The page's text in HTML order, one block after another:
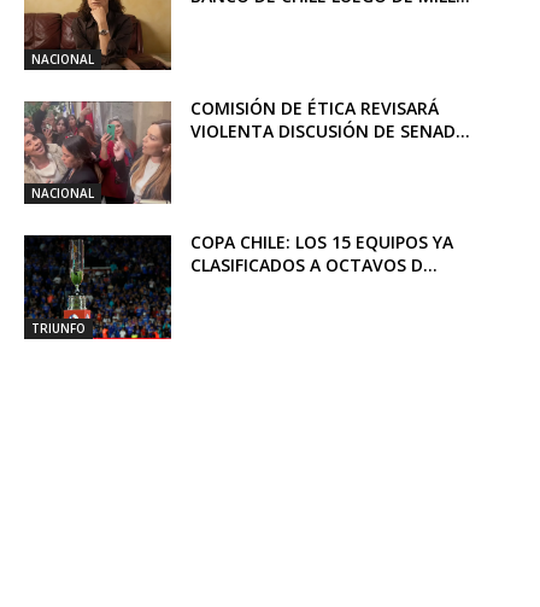
NACIONAL
NACIONAL
COMISIÓN DE ÉTICA REVISARÁ
VIOLENTA DISCUSIÓN DE SENAD...
TRIUNFO
COPA CHILE: LOS 15 EQUIPOS YA
CLASIFICADOS A OCTAVOS D...